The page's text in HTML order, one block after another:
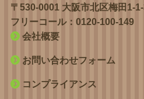
〒530-0001 大阪市北区梅田1-
フリーコール： 0120-100-149
会社概要
お問い合わせフォーム
コンプライアンス